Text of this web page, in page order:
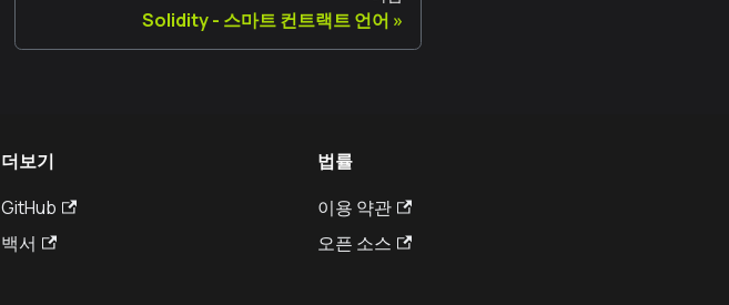
Solidity - 스마트 컨트랙트 언어
더보기
GitHub
백서
법률
이용 약관
오픈 소스